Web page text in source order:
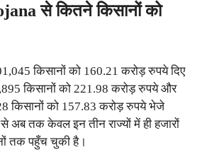
से कितने किसानों को
किसानों को 160.21 करोड़ रुपये दिए
किसानों को 221.98 करोड़ रुपये और
किसानों को 157.83 करोड़ रुपये भेजे
अब तक केवल इन तीन राज्यों में ही हजारों
तक पहुँच चुकी है।